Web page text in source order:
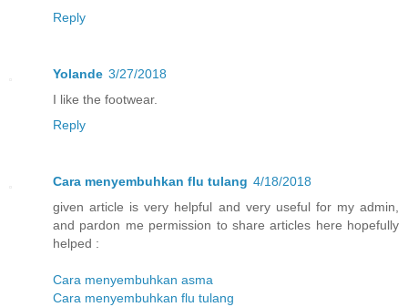
Reply
Yolande 3/27/2018
I like the footwear.
Reply
Cara menyembuhkan flu tulang 4/18/2018
given article is very helpful and very useful for my admin,
and pardon me permission to share articles here hopefully
helped :
Cara menyembuhkan asma
Cara menyembuhkan flu tulang